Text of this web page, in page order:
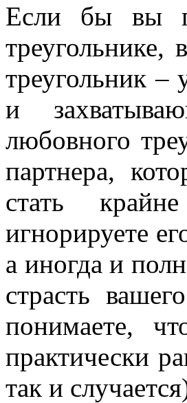
Если бы вы
треугольник –
и
любовного
партнера,
стать
игнорируете
а иногда и
страсть
понимаете,
практически
так и